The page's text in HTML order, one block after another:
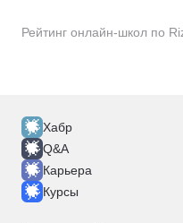
Рейтинг онлайн-школ по
Хабр
Q&A
Карьера
Курсы